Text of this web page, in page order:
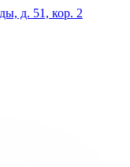
д. 51, кор. 2